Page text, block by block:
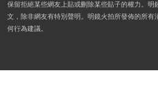
保留拒絕某些網友上貼或刪除某些貼子的權力。明
文，除非網友有特別聲明。明鏡火拍所發佈的所有
何行為建議。